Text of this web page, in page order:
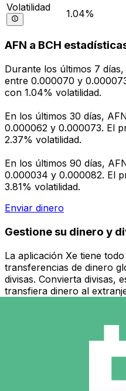
Volatilidad
1.04%
AFN a BCH
Durante los últimos 7
entre 0.000070 y
con 1.04% volatilidad.
En los últimos 30 días,
0.000062 y 0.000073. El
2.37% volatilidad.
En los últimos 90 días,
0.000034 y 0.000082. El
3.81% volatilidad.
Enviar dinero
Gestione su dinero y
La aplicación Xe tiene
transferencias de dinero
divisas. Convierta divisas,
transfiera dinero al